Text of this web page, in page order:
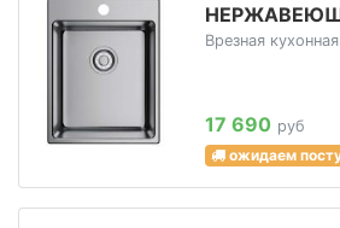
Врезная
17 690 руб
ожидаем